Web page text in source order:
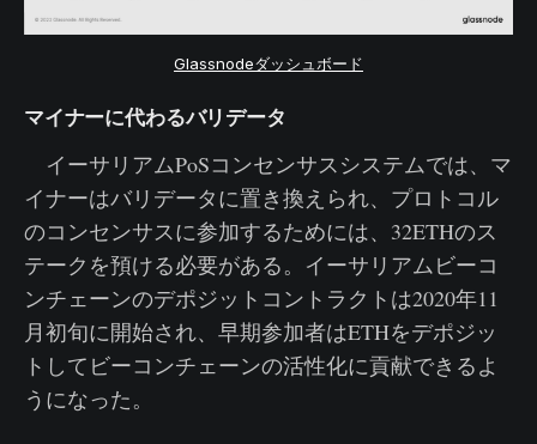
Glassnodeダッシュボード
マイナーに代わるバリデータ
イーサリアムPoSコンセンサスシステムでは、マ
イナーはバリデータに置き換えられ、プロトコル
のコンセンサスに参加するためには、32ETHのス
テークを預ける必要がある。イーサリアムビーコ
ンチェーンのデポジットコントラクトは2020年11
月初旬に開始され、早期参加者はETHをデポジッ
トしてビーコンチェーンの活性化に貢献できるよ
うになった。